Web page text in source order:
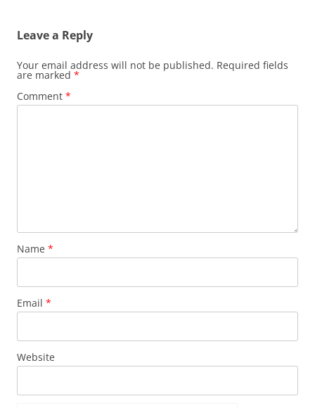
Leave a Reply
Your email address will not be published. Required fields
are marked *
Comment *
Name *
Email *
Website